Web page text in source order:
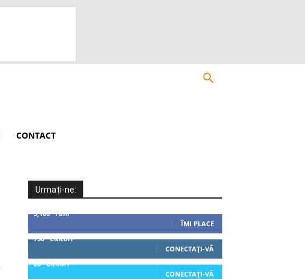
CONTACT
Urmați-ne:
5,100 Fani
ÎMI PLACE
750 Cititori
CONECTAȚI-VĂ
20 Cititori
CONECTAȚI-VĂ